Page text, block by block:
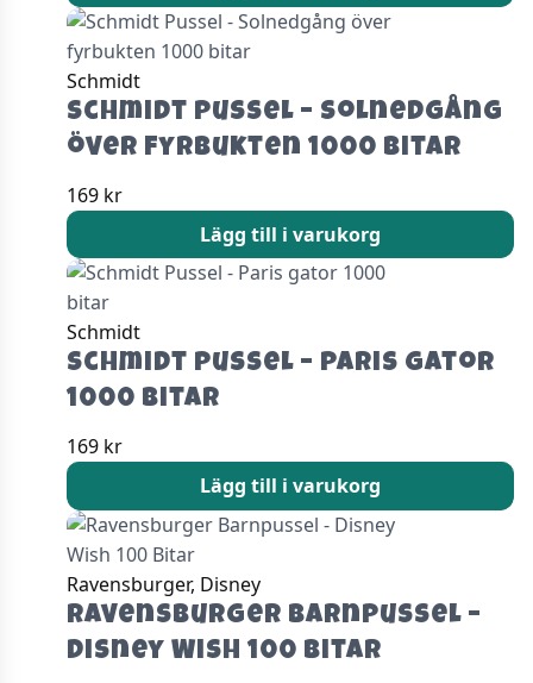
Schmidt
Schmidt Pussel – Solnedgång
över fyrbukten 1000 bitar
169 kr
Lägg till i varukorg
Schmidt
Schmidt Pussel – Paris gator
1000 bitar
169 kr
Lägg till i varukorg
Ravensburger, Disney
Ravensburger Barnpussel –
Disney Wish 100 Bitar